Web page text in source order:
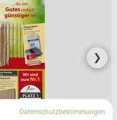
❯
Datenschutzbestimmungen